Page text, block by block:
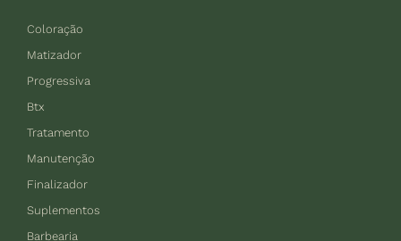
Coloração
Matizador
Progressiva
Btx
Tratamento
Manutenção
Finalizador
Suplementos
Barbearia